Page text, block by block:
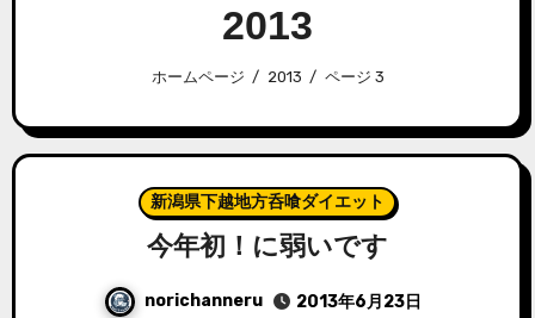
2013
ホームページ 2013 ページ 3
新潟県下越地方呑喰ダイエット
今年初！に弱いです
norichanneru
2013年6月23日